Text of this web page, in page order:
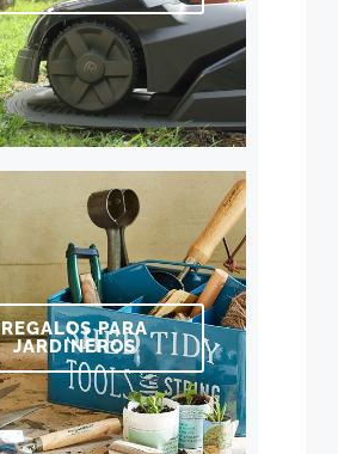
REGALOS PARA
JARDINEROS